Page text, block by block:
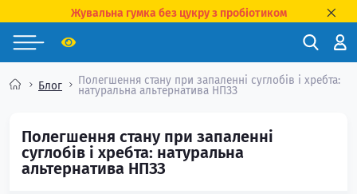
Жувальна гумка без цукру з пробіотиком
Блог Полегшення стану при запаленні суглобів і хребта:
натуральна альтернатива НПЗЗ
Полегшення стану при запаленні
суглобів і хребта: натуральна
альтернатива НПЗЗ